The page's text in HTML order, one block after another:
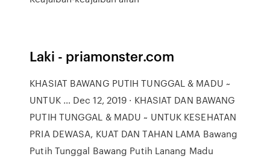
Laki - priamonster.com
KHASIAT BAWANG PUTIH TUNGGAL & MADU ~
UNTUK … Dec 12, 2019 · KHASIAT DAN BAWANG
PUTIH TUNGGAL & MADU ~ UNTUK KESEHATAN
PRIA DEWASA, KUAT DAN TAHAN LAMA Bawang
Putih Tunggal Bawang Putih Lanang Madu